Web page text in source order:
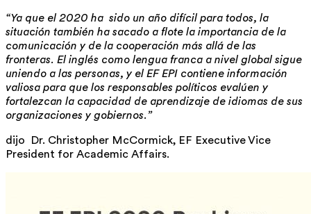
“Ya que el 2020 ha sido un año difícil para todos, la
situación también ha sacado a flote la importancia de la
comunicación y de la cooperación más allá de las
fronteras. El inglés como lengua franca a nivel global sigue
uniendo a las personas, y el EF EPI contiene información
valiosa para que los responsables políticos evalúen y
fortalezcan la capacidad de aprendizaje de idiomas de sus
organizaciones y gobiernos.”
dijo Dr. Christopher McCormick, EF Executive Vice
President for Academic Affairs.